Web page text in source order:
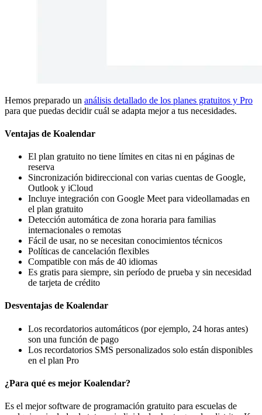
Hemos preparado un análisis detallado de los planes gratuitos y Pro
para que puedas decidir cuál se adapta mejor a tus necesidades.
Ventajas de Koalendar
El plan gratuito no tiene límites en citas ni en páginas de
reserva
Sincronización bidireccional con varias cuentas de Google,
Outlook y iCloud
Incluye integración con Google Meet para videollamadas en
el plan gratuito
Detección automática de zona horaria para familias
internacionales o remotas
Fácil de usar, no se necesitan conocimientos técnicos
Políticas de cancelación flexibles
Compatible con más de 40 idiomas
Es gratis para siempre, sin período de prueba y sin necesidad
de tarjeta de crédito
Desventajas de Koalendar
Los recordatorios automáticos (por ejemplo, 24 horas antes)
son una función de pago
Los recordatorios SMS personalizados solo están disponibles
en el plan Pro
¿Para qué es mejor Koalendar?
Es el mejor software de programación gratuito para escuelas de